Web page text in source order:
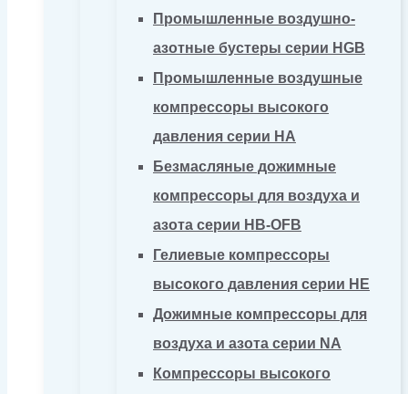
Промышленные воздушно-
азотные бустеры серии HGB
Промышленные воздушные
компрессоры высокого
давления серии HA
Безмасляные дожимные
компрессоры для воздуха и
азота серии HB-OFB
Гелиевые компрессоры
высокого давления серии HE
Дожимные компрессоры для
воздуха и азота серии NA
Компрессоры высокого